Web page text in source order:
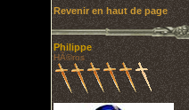
Revenir en haut de page
Philippe
HÃ©ros